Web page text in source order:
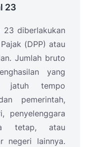
23
23 diberlakukan
(DPP) atau
Jumlah bruto
yang
jatuh tempo
pemerintah,
penyelenggara
tetap, atau
negeri lainnya.